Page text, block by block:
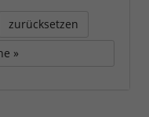
zurücksetzen
»